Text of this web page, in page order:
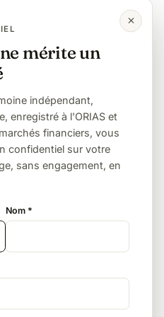
15 ans
son vivant, tôt et par
plusieurs fois ce
de droits — c'est le levier
propriété
l'âge du donateur
à 61 ans, par exemple),
mérite un
indépendant,
enregistré à l'ORIAS et
financiers, vous
confidentiel sur votre
sans engagement, en
Nom *